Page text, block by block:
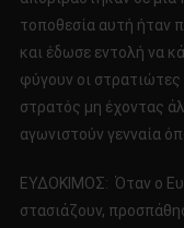
τοποθεσία αυτή ήταν
και έδωσε εντολή να
φύγουν οι
στρατός μη έχοντας
αγωνιστούν γενναία
ΕΥΔΟΚΙΜΟΣ: Όταν ο
στασιάζουν,